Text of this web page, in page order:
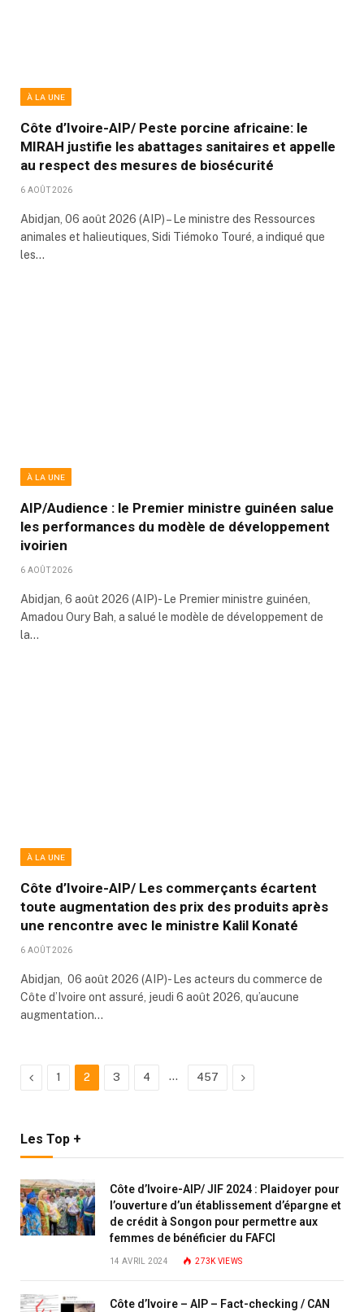
À LA UNE
Côte d’Ivoire-AIP/ Peste porcine africaine: le
MIRAH justifie les abattages sanitaires et appelle
au respect des mesures de biosécurité
6 AOÛT 2026
Abidjan, 06 août 2026 (AIP) – Le ministre des Ressources
animales et halieutiques, Sidi Tiémoko Touré, a indiqué que
les…
À LA UNE
AIP/Audience : le Premier ministre guinéen salue
les performances du modèle de développement
ivoirien
6 AOÛT 2026
Abidjan, 6 août 2026 (AIP)- Le Premier ministre guinéen,
Amadou Oury Bah, a salué le modèle de développement de
la…
À LA UNE
Côte d’Ivoire-AIP/ Les commerçants écartent
toute augmentation des prix des produits après
une rencontre avec le ministre Kalil Konaté
6 AOÛT 2026
Abidjan, 06 août 2026 (AIP)- Les acteurs du commerce de
Côte d’Ivoire ont assuré, jeudi 6 août 2026, qu’aucune
augmentation…
Previous
1 2 3 4 … 457 Next
Les Top +
Côte d’Ivoire-AIP/ JIF 2024 : Plaidoyer pour
l’ouverture d’un établissement d’épargne et
de crédit à Songon pour permettre aux
femmes de bénéficier du FAFCI
14 AVRIL 2024 273K VIEWS
Côte d’Ivoire – AIP – Fact-checking / CAN